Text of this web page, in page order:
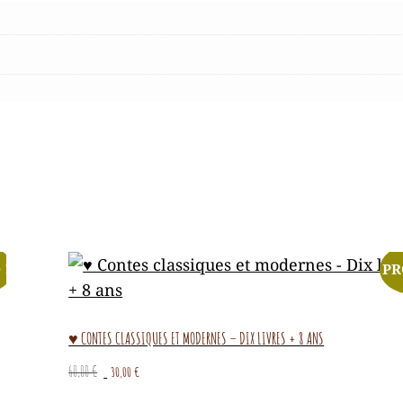
♥ CONTES CLASSIQUES ET MODERNES – DIX LIVRES + 8 ANS
60,00€
Le
30,00€